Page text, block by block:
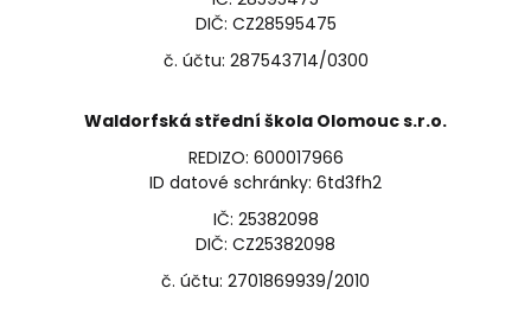
DIČ: CZ28595475
č. účtu: 287543714/0300
Waldorfská střední škola Olomouc s.r.o.
REDIZO: 600017966
ID datové schránky: 6td3fh2
IČ: 25382098
DIČ: CZ25382098
č. účtu: 2701869939/2010